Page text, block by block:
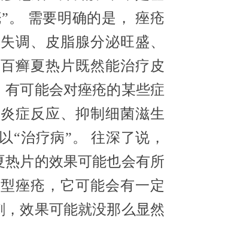
。 需要明确的是， 痤疮
调、皮脂腺分泌旺盛、
癣夏热片既然能治疗皮
可能会对痤疮的某些症
症反应、抑制细菌滋生
“治疗病”。 往深了说，
片的效果可能也会有所
痤疮，它可能会有一定
效果可能就没那么显然